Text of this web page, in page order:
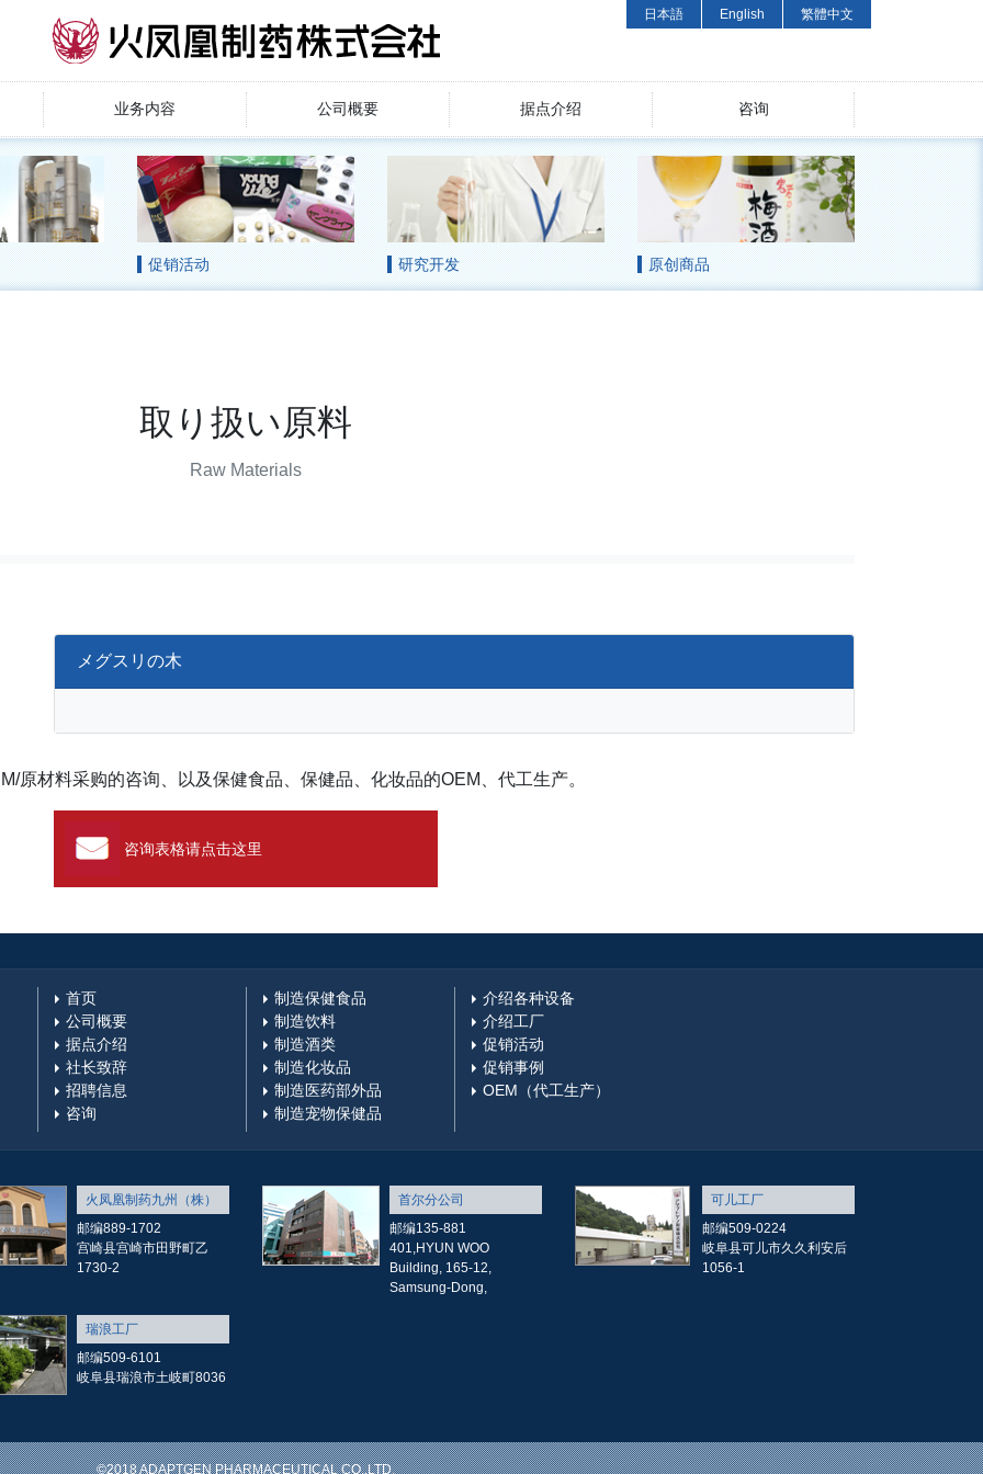
日本語 English 繁體中文
业务内容 公司概要 据点介绍 咨询
促销活动 研究开发 原创商品
取り扱い原料
Raw Materials
メグスリの木
原材料采购的咨询、以及保健食品、保健品、化妆品的OEM、代工生产。
咨询表格请点击这里
首页
公司概要
据点介绍
社长致辞
招聘信息
咨询
制造保健食品
制造饮料
制造酒类
制造化妆品
制造医药部外品
制造宠物保健品
介绍各种设备
介绍工厂
促销活动
促销事例
OEM（代工生产）
火凤凰制药九州（株）
邮编889-1702
宫崎县宫崎市田野町乙
1730-2
首尔分公司
邮编135-881
401,HYUN WOO
Building, 165-12,
Samsung-Dong,
可儿工厂
邮编509-0224
岐阜县可儿市久久利安后
1056-1
瑞浪工厂
邮编509-6101
岐阜县瑞浪市土岐町8036
©2018 ADAPTGEN PHARMACEUTICAL CO.,LTD.